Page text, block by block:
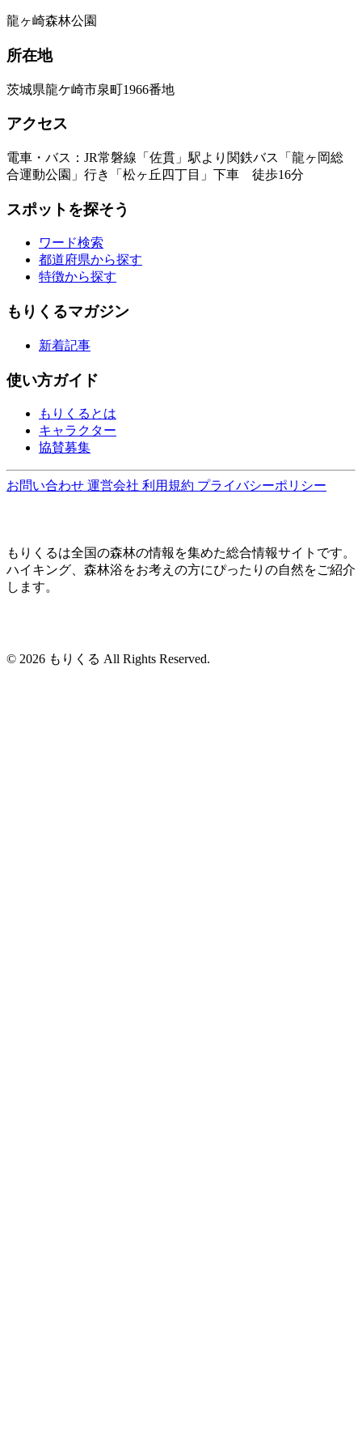
龍ヶ崎森林公園
所在地
茨城県龍ケ崎市泉町1966番地
アクセス
電車・バス：JR常磐線「佐貫」駅より関鉄バス「龍ヶ岡総
合運動公園」行き「松ヶ丘四丁目」下車 徒歩16分
スポットを探そう
ワード検索
都道府県から探す
特徴から探す
もりくるマガジン
新着記事
使い方ガイド
もりくるとは
キャラクター
協賛募集
お問い合わせ 運営会社 利用規約 プライバシーポリシー
もりくるは全国の森林の情報を集めた総合情報サイトです。
ハイキング、森林浴をお考えの方にぴったりの自然をご紹介
します。
© 2026 もりくる All Rights Reserved.